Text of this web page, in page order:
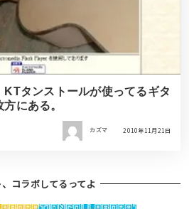
タンストールが使ってるギタ
にある。
カズマ 2010年11月21日
コラボしてるってよ